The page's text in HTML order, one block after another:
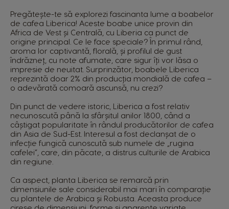
Pregătește-te să explorezi fascinanta lume a boabelor
de cafea Liberica! Aceste boabe unice provin din
Africa de Vest și Centrală, cu Liberia ca punct de
origine principal. Ce le face speciale? În primul rând,
aroma lor captivantă, florală, și profilul de gust
îndrăzneț, cu note afumate, care sigur îți vor lăsa o
impresie de neuitat. Surprinzător, boabele Liberica
reprezintă doar 2% din producția mondială de cafea –
o adevărată comoară ascunsă, nu crezi?
Din punct de vedere istoric, Liberica a fost relativ
necunoscută până la sfârșitul anilor 1800, când a
câștigat popularitate în rândul producătorilor de cafea
din Asia de Sud-Est. Interesul a fost declanșat de o
infecție fungică cunoscută sub numele de „rugina
cafelei”, care, din păcate, a distrus culturile de Arabica
din regiune.
Ca aspect, planta Liberica se remarcă prin
dimensiunile sale considerabil mai mari în comparație
cu plantele de Arabica și Robusta. Aceasta produce